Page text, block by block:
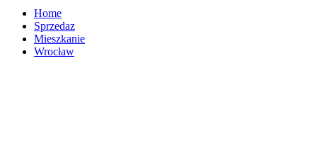
Home
Sprzedaz
Mieszkanie
Wrocław